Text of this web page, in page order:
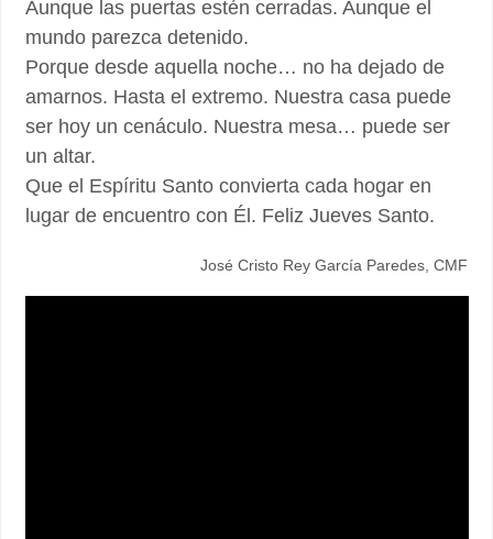
Aunque las puertas estén cerradas. Aunque el
mundo parezca detenido.
Porque desde aquella noche… no ha dejado de
amarnos. Hasta el extremo. Nuestra casa puede
ser hoy un cenáculo. Nuestra mesa… puede ser
un altar.
Que el Espíritu Santo convierta cada hogar en
lugar de encuentro con Él. Feliz Jueves Santo.
José Cristo Rey García Paredes, CMF